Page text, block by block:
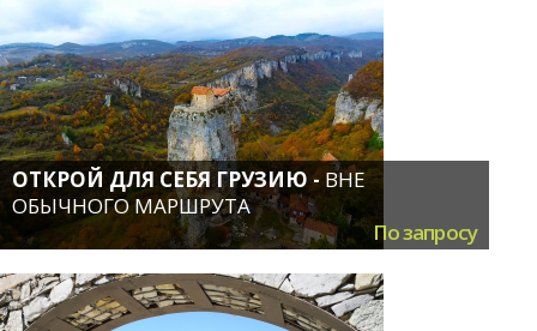
ОТКРОЙ ДЛЯ СЕБЯ ГРУЗИЮ - ВНЕ
ОБЫЧНОГО МАРШРУТА
По запросу